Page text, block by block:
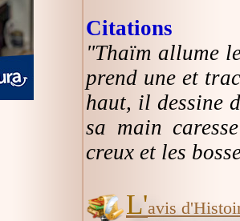
Citations
"Thaïm allume
prend une et
haut, il dessine
sa main
creux et les
L'avis